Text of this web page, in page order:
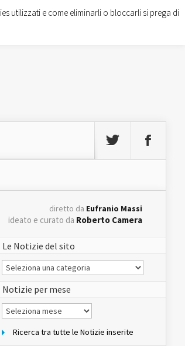
diretto da Eufranio Massi
ideato e curato da Roberto Camera
Le Notizie del sito
Le
Notizie
del
sito
Notizie per mese
Notizie
per
Ricerca tra tutte le Notizie inserite
utilizzati e come eliminarli o bloccarli si prega di